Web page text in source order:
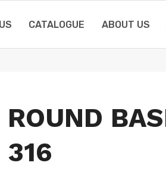
CATALOGUE ABOUT US
ROUND
316